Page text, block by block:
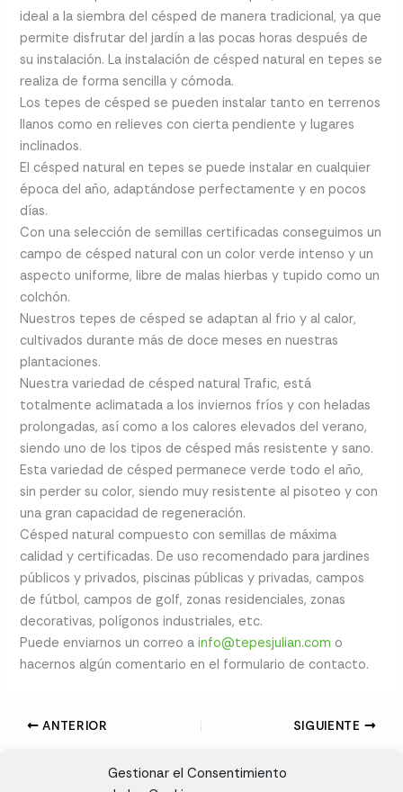
Gestionar el Consentimiento
ideal a la siembra del césped de manera tradicional, ya que
permite disfrutar del jardín a las pocas horas después de
su instalación. La instalación de césped natural en tepes se
realiza de forma sencilla y cómoda.
Los tepes de césped se pueden instalar tanto en terrenos
llanos como en relieves con cierta pendiente y lugares
inclinados.
El césped natural en tepes se puede instalar en cualquier
época del año, adaptándose perfectamente y en pocos
días.
Con una selección de semillas certificadas conseguimos un
campo de césped natural con un color verde intenso y un
aspecto uniforme, libre de malas hierbas y tupido como un
colchón.
Nuestros tepes de césped se adaptan al frio y al calor,
cultivados durante más de doce meses en nuestras
plantaciones.
Nuestra variedad de césped natural Trafic, está
totalmente aclimatada a los inviernos fríos y con heladas
prolongadas, así como a los calores elevados del verano,
siendo uno de los tipos de césped más resistente y sano.
Esta variedad de césped permanece verde todo el año,
sin perder su color, siendo muy resistente al pisoteo y con
una gran capacidad de regeneración.
Césped natural compuesto con semillas de máxima
calidad y certificadas. De uso recomendado para jardines
públicos y privados, piscinas públicas y privadas, campos
de fútbol, campos de golf, zonas residenciales, zonas
decorativas, polígonos industriales, etc.
Puede enviarnos un correo ainfo@tepesjulian.com o
hacernos algún comentario en el formulario de contacto.
ANTERIOR SIGUIENTE